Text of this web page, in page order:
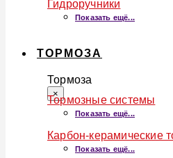
Гидроручники
Показать ещё...
ТОРМОЗА
Тормоза
×
Тормозные системы
Показать ещё...
Карбон-керамические
Показать ещё...